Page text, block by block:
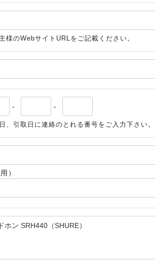
様のWebサイトURLをご記載ください。
- -
、引取日に連絡のとれる番号をご入力下さい。
）